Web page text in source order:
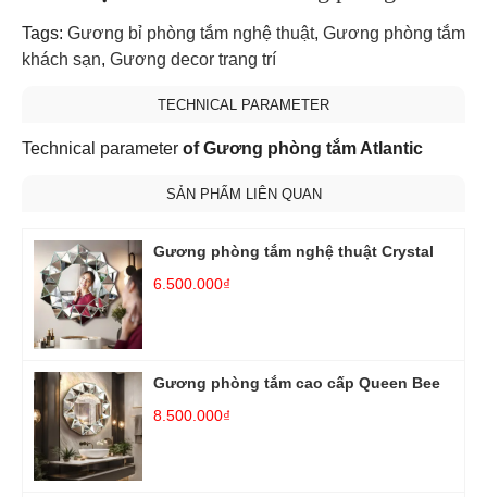
Tags: Gương bỉ phòng tắm nghệ thuật, Gương phòng tắm
khách sạn, Gương decor trang trí
TECHNICAL PARAMETER
Technical parameter of Gương phòng tắm Atlantic
SẢN PHẨM LIÊN QUAN
Gương phòng tắm nghệ thuật Crystal
6.500.000₫
Gương phòng tắm cao cấp Queen Bee
8.500.000₫